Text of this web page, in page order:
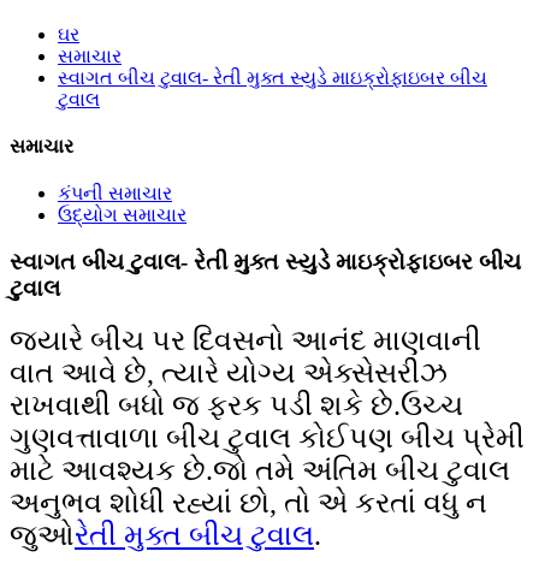
ઘર
સમાચાર
સ્વાગત બીચ ટુવાલ- રેતી મુક્ત સ્યુડે માઇક્રોફાઇબર બીચ
ટુવાલ
સમાચાર
કંપની સમાચાર
ઉદ્યોગ સમાચાર
સ્વાગત બીચ ટુવાલ- રેતી મુક્ત સ્યુડે માઇક્રોફાઇબર બીચ
ટુવાલ
જ્યારે બીચ પર દિવસનો આનંદ માણવાની
વાત આવે છે, ત્યારે યોગ્ય એક્સેસરીઝ
રાખવાથી બધો જ ફરક પડી શકે છે.ઉચ્ચ
ગુણવત્તાવાળા બીચ ટુવાલ કોઈપણ બીચ પ્રેમી
માટે આવશ્યક છે.જો તમે અંતિમ બીચ ટુવાલ
અનુભવ શોધી રહ્યાં છો, તો એ કરતાં વધુ ન
જુઓરેતી મુક્ત બીચ ટુવાલ.